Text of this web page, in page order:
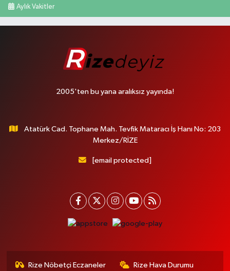
Aylık Vakitler
2005'ten bu yana aralıksız yayında!
Atatürk Cad. Tophane Mah. Tevfik Mataracı İş Hanı No: 203
Merkez/RİZE
[email protected]
Rize Nöbetçi Eczaneler Rize Hava Durumu